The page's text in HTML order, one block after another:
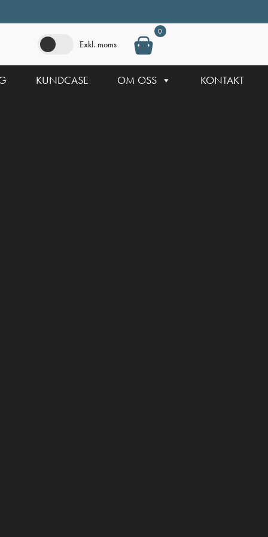
Exkl. moms
0
KUNDCASE OM OSS KONTAKT